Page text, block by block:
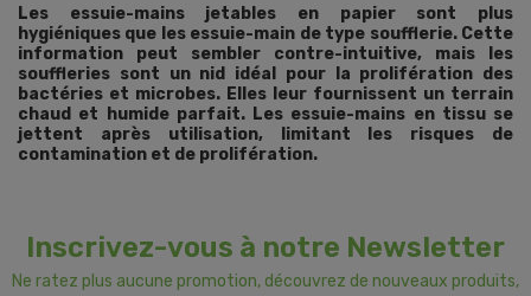
Les essuie-mains jetables en papier sont plus
hygiéniques que les essuie-main de type soufflerie. Cette
information peut sembler contre-intuitive, mais les
souffleries sont un nid idéal pour la prolifération des
bactéries et microbes. Elles leur fournissent un terrain
chaud et humide parfait. Les essuie-mains en tissu se
jettent après utilisation, limitant les risques de
contamination et de prolifération.
Inscrivez-vous à notre Newsletter
Ne ratez plus aucune promotion, découvrez de nouveaux produits,